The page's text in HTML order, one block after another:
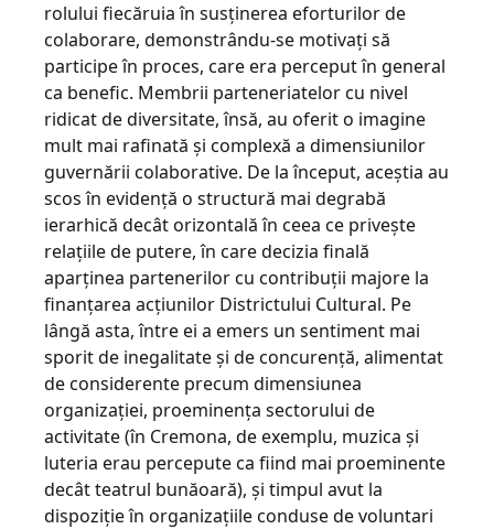
rolului fiecăruia în susţinerea eforturilor de
colaborare, demonstrându-se motivaţi să
participe în proces, care era perceput în general
ca benefic. Membrii parteneriatelor cu nivel
ridicat de diversitate, însă, au oferit o imagine
mult mai rafinată şi complexă a dimensiunilor
guvernării colaborative. De la început, aceştia au
scos în evidenţă o structură mai degrabă
ierarhică decât orizontală în ceea ce priveşte
relaţiile de putere, în care decizia finală
aparţinea partenerilor cu contribuţii majore la
finanţarea acţiunilor Districtului Cultural. Pe
lângă asta, între ei a emers un sentiment mai
sporit de inegalitate şi de concurenţă, alimentat
de considerente precum dimensiunea
organizaţiei, proeminenţa sectorului de
activitate (în Cremona, de exemplu, muzica şi
luteria erau percepute ca fiind mai proeminente
decât teatrul bunăoară), şi timpul avut la
dispoziţie în organizaţiile conduse de voluntari